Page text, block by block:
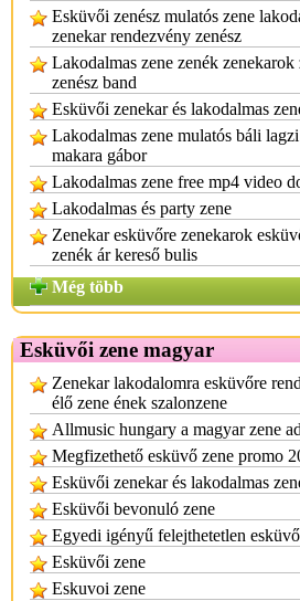
Esküvői zenész mulatós zene
zenekar rendezvény zenész
Lakodalmas zene zenék zenekarok
zenész band
Esküvői zenekar és lakodalmas
Lakodalmas zene mulatós báli
makara gábor
Lakodalmas zene free mp4 video
Lakodalmas és party zene
Zenekar esküvőre zenekarok
zenék ár kereső bulis
Még több
Esküvői zene magyar
Zenekar lakodalomra esküvőre
élő zene ének szalonzene
Allmusic hungary a magyar zene
Megfizethető esküvő zene promo
Esküvői zenekar és lakodalmas
Esküvői bevonuló zene
Egyedi igényű felejthetetlen
Esküvői zene
Eskuvoi zene